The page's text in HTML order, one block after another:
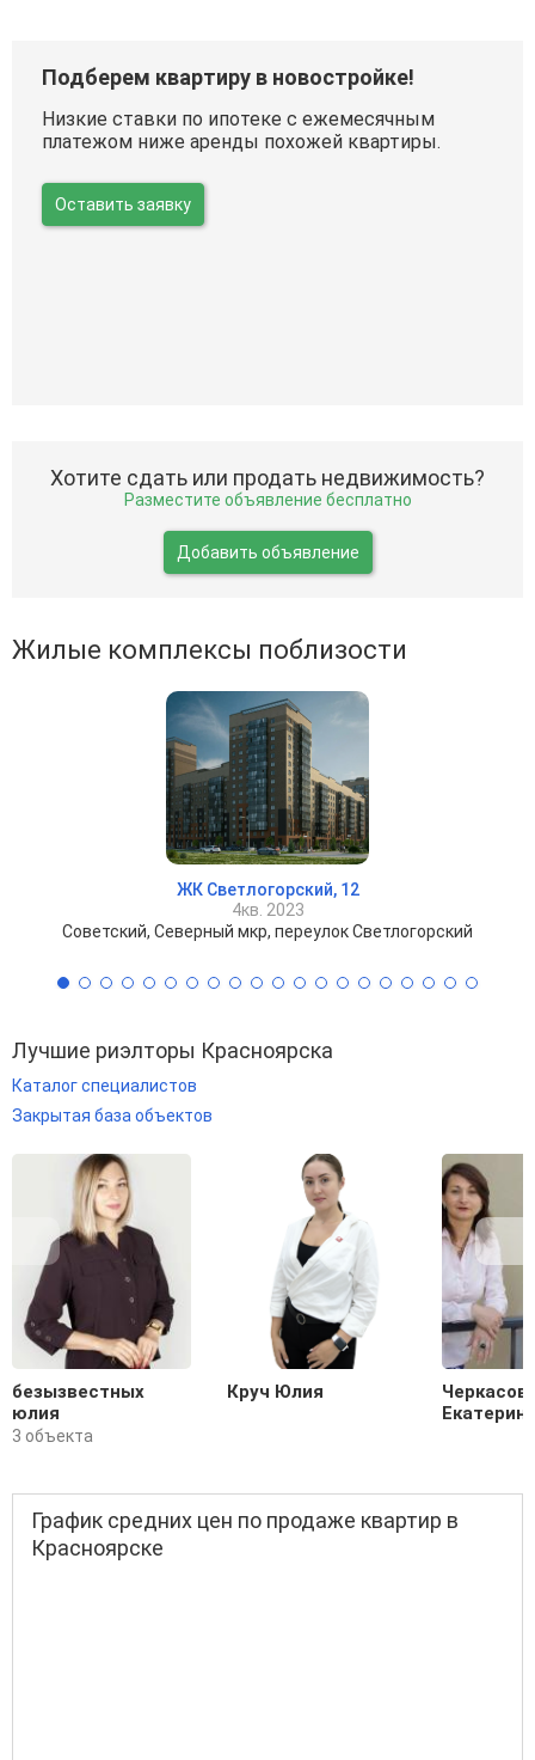
Подберем квартиру в новостройке!
Низкие ставки по ипотеке с ежемесячным
платежом ниже аренды похожей квартиры.
Оставить заявку
Хотите сдать или продать недвижимость?
Разместите объявление бесплатно
Добавить объявление
Жилые комплексы поблизости
ЖК Светлогорский, 12
4кв. 2023
Советский, Северный мкр, переулок Светлогорский
Лучшие риэлторы Красноярска
Каталог специалистов
Закрытая база объектов
безызвестных
юлия
3 объекта
Круч Юлия
График средних цен по продаже квартир в
Красноярске